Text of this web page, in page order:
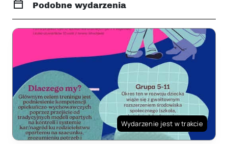
Podobne wydarzenia
Wydarzenie jest w trakcie